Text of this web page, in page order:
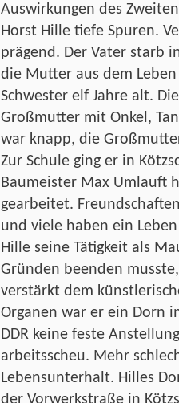
Auswirkungen des
Horst Hille tiefe Spuren.
prägend. Der Vater starb
die Mutter aus dem
Schwester elf Jahre alt.
Großmutter mit Onkel,
war knapp, die
Zur Schule ging er in
Baumeister Max Umlauft
gearbeitet.
und viele haben ein
Hille seine Tätigkeit als
Gründen beenden
verstärkt dem
Organen war er ein Dorn
DDR keine feste
arbeitsscheu. Mehr
Lebensunterhalt. Hilles
der Vorwerkstraße in